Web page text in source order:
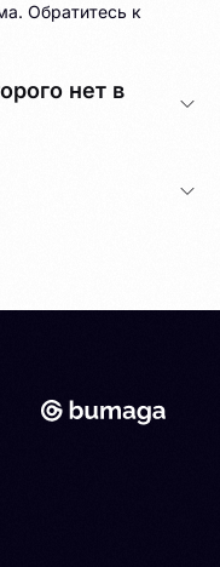
Обратитесь к
нет в